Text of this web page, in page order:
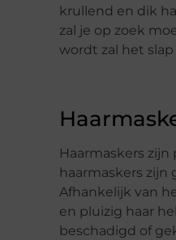
krullend en dik
zal je op zoek
wordt zal het
Haarmaskers
haarmaskers zijn
Afhankelijk van
en pluizig haar
beschadigd of